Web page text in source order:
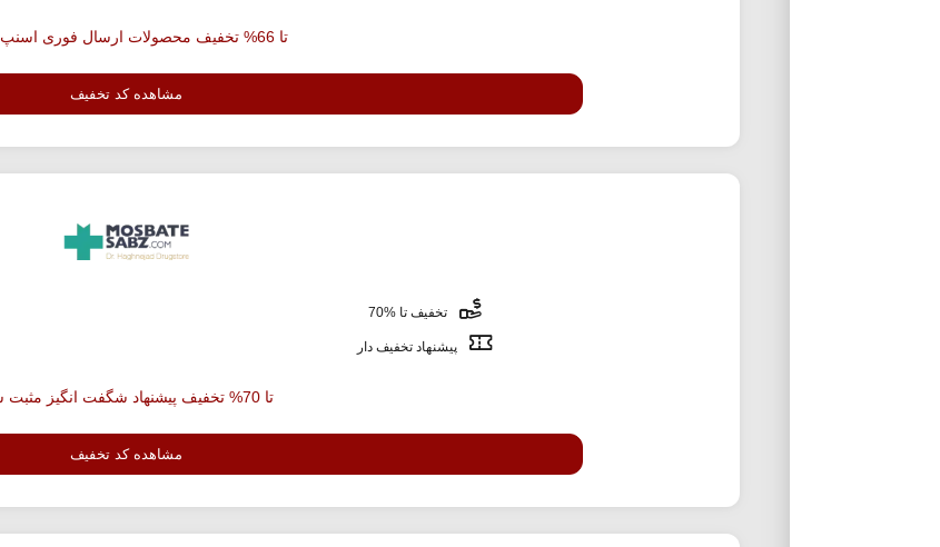
تا 66% تخفیف محصولات ارسال فوری اسنپ شاپ
مشاهده کد تخفیف
تخفیف تا %70
پیشنهاد تخفیف دار
تا 70% تخفیف پیشنهاد شگفت انگیز مثبت سبز
مشاهده کد تخفیف